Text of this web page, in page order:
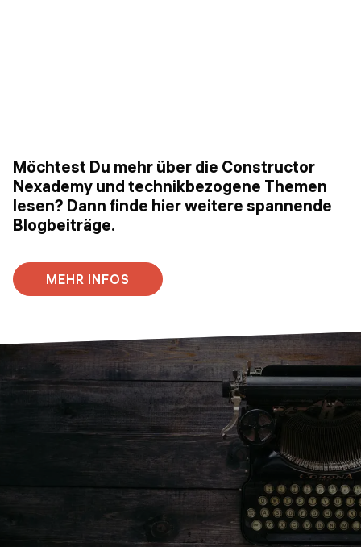
Möchtest Du mehr über die Constructor
Nexademy und technikbezogene Themen
lesen? Dann finde hier weitere spannende
Blogbeiträge.
MEHR INFOS